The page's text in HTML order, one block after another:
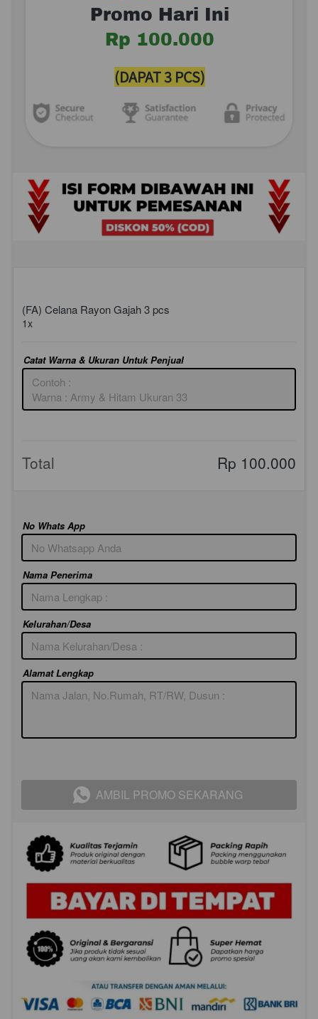
Promo Hari Ini
Rp 100.000
(DAPAT 3 PCS)
No Whats App
Nama Penerima
Kelurahan/Desa
Alamat Lengkap
` AMBIL PROMO SEKARANG
(FA) Celana Rayon Gajah 3 pcs
1x
Catat Warna & Ukuran Untuk Penjual
Total Rp 100.000